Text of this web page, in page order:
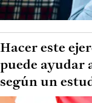
Hacer este
puede ayudar
según un